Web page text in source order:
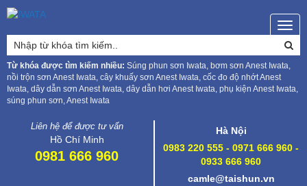
Từ khóa được tìm kiếm nhiều: Súng phun sơn Iwata, bơm sơn Anest Iwata,
nồi trộn sơn Anest Iwata, cây khuấy sơn Anest Iwata, cốc đo độ nhớt Anest
Iwata, dây dẫn sơn Anest Iwata, dây dẫn hơi Anest Iwata, phụ kiện Anest Iwata,
súng phun sơn, Anest Iwata
Liên hệ để được tư vấn
Hồ Chí Minh
0981 666 960
Hà Nội
0983 220 555 - 0971 666 960 -
0933 666 960
camle@taishun.vn